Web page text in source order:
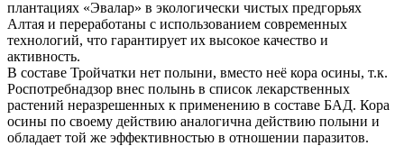
плантациях «Эвалар» в экологически чистых предгорьях
Алтая и переработаны с использованием современных
технологий, что гарантирует их высокое качество и
активность.
В составе Тройчатки нет полыни, вместо неё кора осины, т.к.
Роспотребнадзор внес полынь в список лекарственных
растений неразрешенных к применению в составе БАД. Кора
осины по своему действию аналогична действию полыни и
обладает той же эффективностью в отношении паразитов.